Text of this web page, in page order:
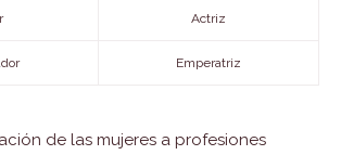
Actriz
Emperatriz
de las mujeres a profesiones